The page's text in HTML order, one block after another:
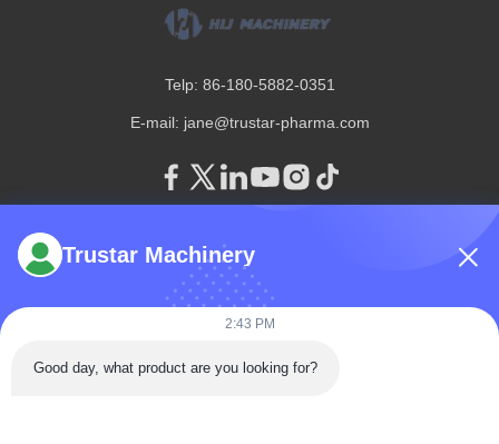
Telp: 86-180-5882-0351
E-mail: jane@trustar-pharma.com
Tentang Kami
Profil perusahaan
Kontrol Kualitas
Berita
Trustar Machinery
2:43 PM
Good day, what product are you looking for?